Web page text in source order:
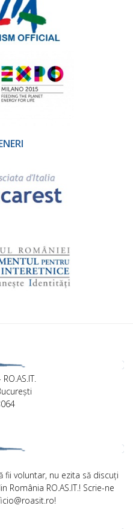
fii voluntar, nu ezita să discuți
RO.AS.IT.! Scrie-ne